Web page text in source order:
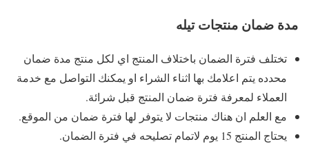
مدة ضمان منتجات تيله
تختلف فترة الضمان باختلاف المنتج اي لكل منتج مدة ضمان
محدده يتم اعلامك بها اثناء الشراء او يمكنك التواصل مع خدمة
العملاء لمعرفة فترة ضمان المنتج قبل شرائة.
مع العلم ان هناك منتجات لا يتوفر لها فترة ضمان من الموقع.
يحتاج المنتج 15 يوم لاتمام تصليحه في فترة الضمان.